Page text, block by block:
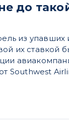
до
из упавших
их ставкой
Southwest